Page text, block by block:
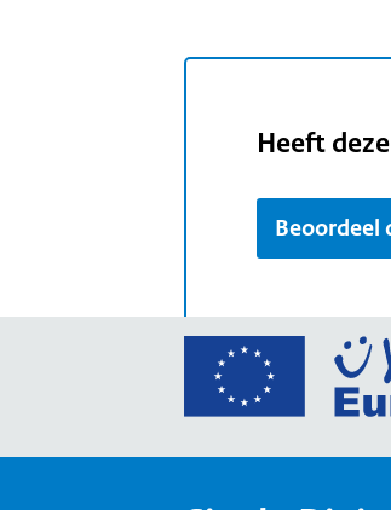
Heeft
Beoordeel